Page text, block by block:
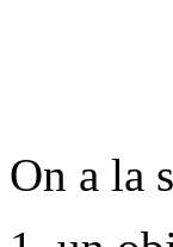
On a la